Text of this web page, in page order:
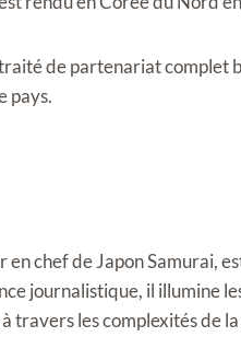
de partenariat
pays.
chef de Japon Samurai,
journalistique, il illumine
travers les complexités de